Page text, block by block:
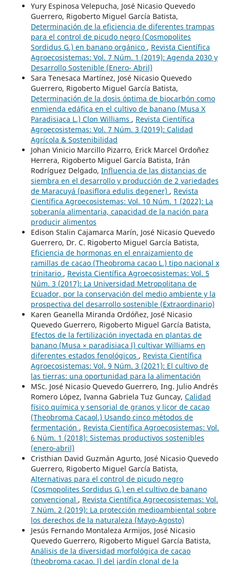
Yury Espinosa Velepucha, José Nicasio Quevedo
Guerrero, Rigoberto Miguel García Batista,
Determinación de la eficiencia de diferentes trampas
para el control de picudo negro (Cosmopolites
Sordidus G.) en banano orgánico , Revista Científica
Agroecosistemas: Vol. 7 Núm. 1 (2019): Agenda 2030 y
Desarrollo Sostenible (Enero- Abril)
Sara Tenesaca Martínez, José Nicasio Quevedo
Guerrero, Rigoberto Miguel García Batista,
Determinación de la dosis óptima de biocarbón como
enmienda edáfica en el cultivo de banano (Musa X
Paradisiaca L.) Clon Williams , Revista Científica
Agroecosistemas: Vol. 7 Núm. 3 (2019): Calidad
Agrícola & Sostenibilidad
Johan Vinicio Marcillo Pizarro, Erick Marcel Ordoñez
Herrera, Rigoberto Miguel García Batista, Irán
Rodríguez Delgado, Influencia de las distancias de
siembra en el desarrollo y producción de 2 variedades
de Maracuyá (pasiflora edulis degener) , Revista
Científica Agroecosistemas: Vol. 10 Núm. 1 (2022): La
soberanía alimentaria, capacidad de la nación para
producir alimentos
Edison Stalin Cajamarca Marín, José Nicasio Quevedo
Guerrero, Dr. C. Rigoberto Miguel García Batista,
Eficiencia de hormonas en el enraizamiento de
ramillas de cacao (Theobroma cacao L.) tipo nacional x
trinitario , Revista Científica Agroecosistemas: Vol. 5
Núm. 3 (2017): La Universidad Metropolitana de
Ecuador, por la conservación del medio ambiente y la
prospectiva del desarrollo sostenible (Extraordinario)
Karen Geanella Miranda Ordóñez, José Nicasio
Quevedo Guerrero, Rigoberto Miguel García Batista,
Efectos de la fertilización inyectada en plantas de
banano (Musa × paradisiaca l) cultivar Williams en
diferentes estados fenológicos , Revista Científica
Agroecosistemas: Vol. 9 Núm. 3 (2021): El cultivo de
las tierras: una oportunidad para la alimentación
MSc. José Nicasio Quevedo Guerrero, Ing. Julio Andrés
Romero López, Ivanna Gabriela Tuz Guncay, Calidad
físico química y sensorial de granos y licor de cacao
(Theobroma Cacaol.) Usando cinco métodos de
fermentación , Revista Científica Agroecosistemas: Vol.
6 Núm. 1 (2018): Sistemas productivos sostenibles
(enero-abril)
Cristhian David Guzmán Agurto, José Nicasio Quevedo
Guerrero, Rigoberto Miguel García Batista,
Alternativas para el control de picudo negro
(Cosmopolites Sordidus G.) en el cultivo de banano
convencional , Revista Científica Agroecosistemas: Vol.
7 Núm. 2 (2019): La protección medioambiental sobre
los derechos de la naturaleza (Mayo-Agosto)
Jesús Fernando Montaleza Armijos, José Nicasio
Quevedo Guerrero, Rigoberto Miguel García Batista,
Análisis de la diversidad morfológica de cacao
(theobroma cacao. l) del jardín clonal de la